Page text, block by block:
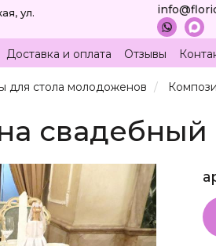
ул.
Доставка и оплата Отзывы
для стола молодоженов
свадебный